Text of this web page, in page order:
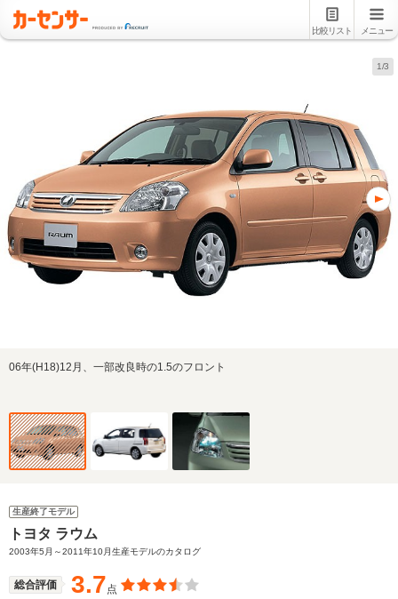
比較リスト メニュー
1/3
06年(H18)12月、一部改良時の1.5のフロント
生産終了モデル
トヨタ ラウム
2003年5月～2011年10月生産モデルのカタログ
総合評価 3.7点